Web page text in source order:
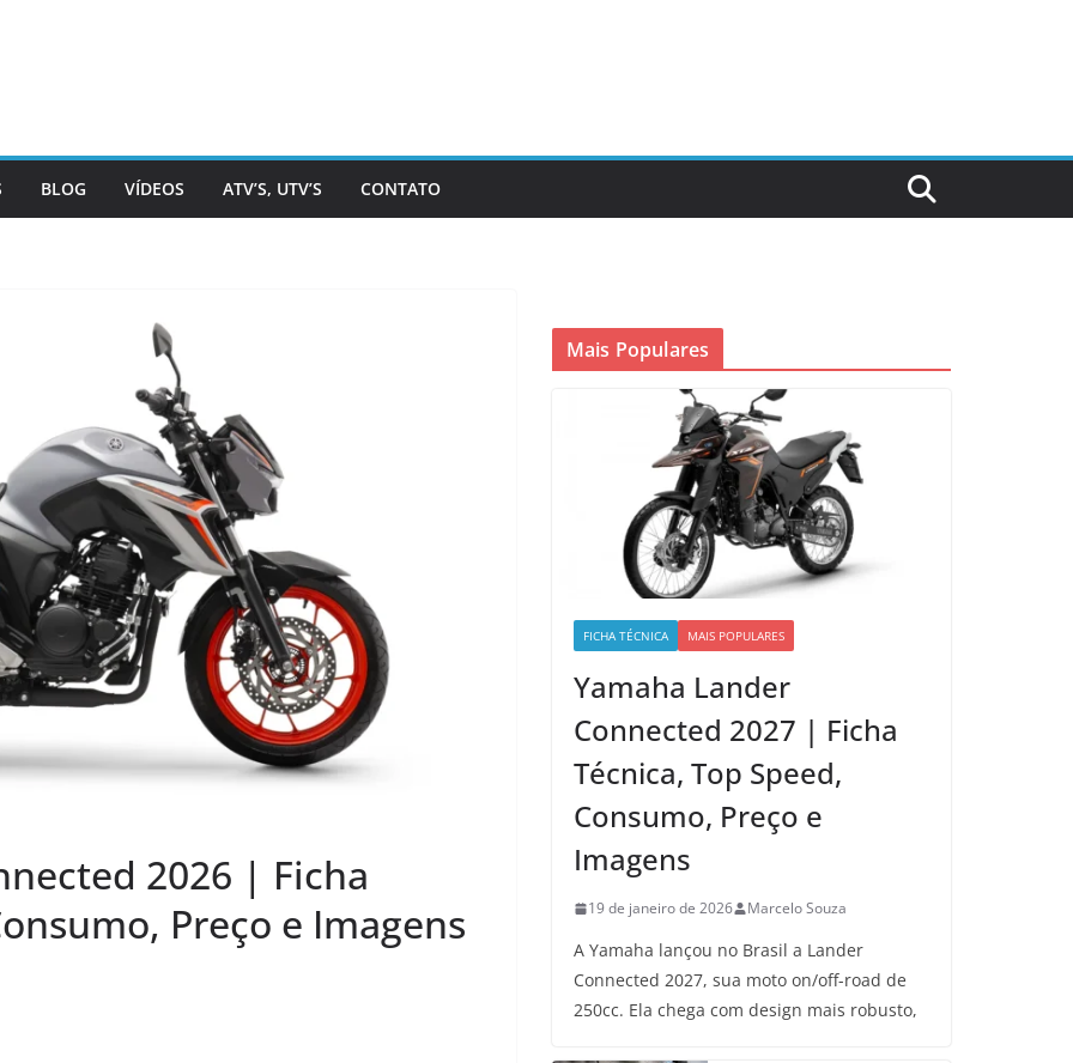
BLOG VÍDEOS ATV’S, UTV’S CONTATO
2026 | Ficha
Preço e Imagens
Mais Populares
FICHA TÉCNICA MAIS POPULARES
Yamaha Lander
Connected 2027 | Ficha
Técnica, Top Speed,
Consumo, Preço e
Imagens
19 de janeiro de 2026 Marcelo Souza
A Yamaha lançou no Brasil a Lander
Connected 2027, sua moto on/off-road de
250cc. Ela chega com design mais robusto,